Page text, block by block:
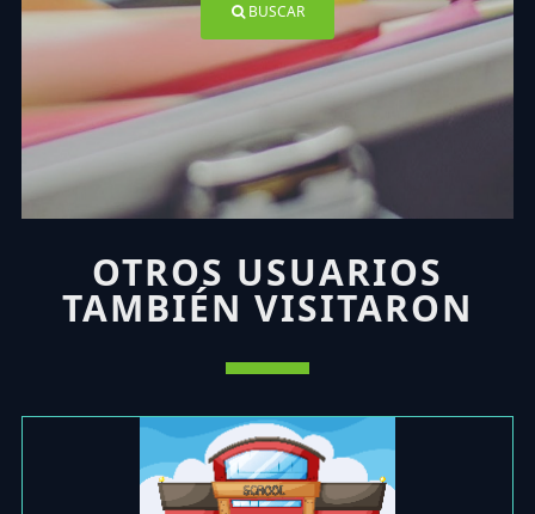
BUSCAR
OTROS USUARIOS
TAMBIÉN VISITARON